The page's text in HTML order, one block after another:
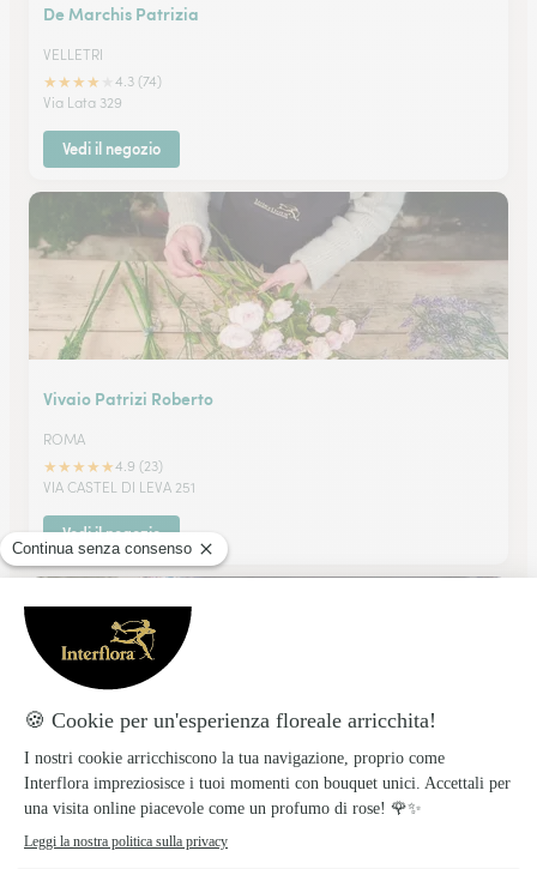
De Marchis Patrizia
VELLETRI
★★★★
4.3 (74)
Via Lata 329
Vedi il negozio
Vivaio Patrizi Roberto
ROMA
★★★★★4.9 (23)
VIA CASTEL DI LEVA 251
Vedi il negozio
Centro Fiori Casilino
★★★★★4.5 (45)